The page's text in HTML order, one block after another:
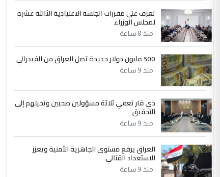
الموضوع :
بين الإهمال واغتصاب الأرض.. بلاد
الرافدين تعاني الجفاف والتصحر!!
تعرف على مقررات الجلسة الاعتيادية الثالثة عشرة
لمجلس الوزراء
منذ 8 ساعة
500 مليون دولار جديدة تصل العراق من الفيدرالي
منذ 9 ساعة
ذي قار تعفي ثلاثة مسؤولين صحيين وتحيلهم إلى
التحقيق
منذ 9 ساعة
العراق يرفع مستوى الجاهزية الأمنية ويعزز
الاستعداد القتالي
منذ 9 ساعة